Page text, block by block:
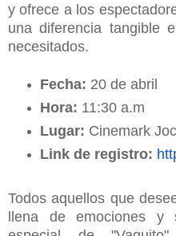
y ofrece a los
una diferencia tangible
necesitados.
Fecha: 20 de abril
Hora: 11:30 a.m
Lugar: Cinemark
Link de registro:
Todos aquellos que
llena de emociones y